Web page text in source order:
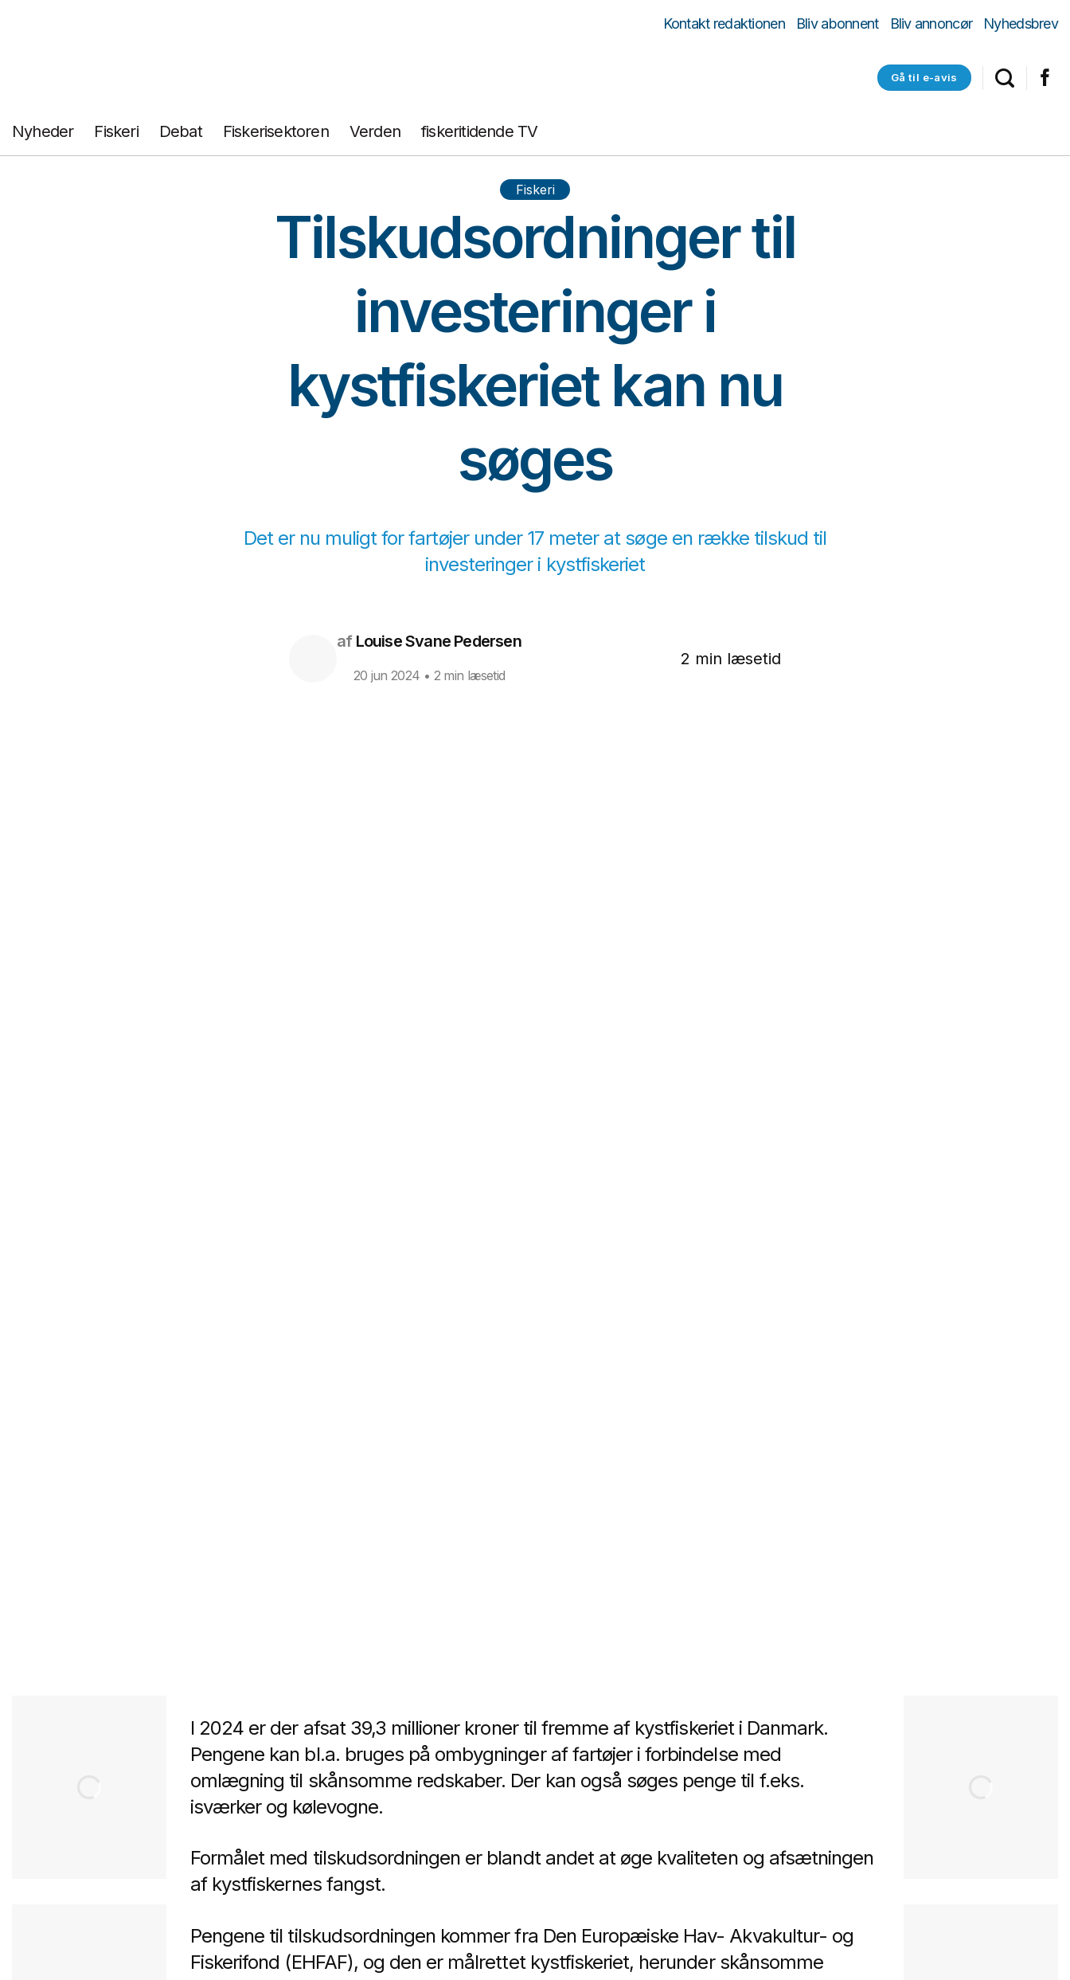
Kontakt redaktionen Bliv abonnent Bliv annoncør Nyhedsbrev
Gå til e-avis
Nyheder Fiskeri Debat Fiskerisektoren Verden fiskeritidende TV
Fiskeri
Tilskudsordninger til
investeringer i
kystfiskeriet kan nu
søges
Det er nu muligt for fartøjer under 17 meter at søge en række tilskud til
investeringer i kystfiskeriet
afLouise Svane Pedersen
20 jun 2024 • 2 min læsetid
2 min læsetid
I 2024 er der afsat 39,3 millioner kroner til fremme af kystfiskeriet i Danmark.
Pengene kan bl.a. bruges på ombygninger af fartøjer i forbindelse med
omlægning til skånsomme redskaber. Der kan også søges penge til f.eks.
isværker og kølevogne.
Formålet med tilskudsordningen er blandt andet at øge kvaliteten og afsætningen
af kystfiskernes fangst.
Pengene til tilskudsordningen kommer fra Den Europæiske Hav- Akvakultur- og
Fiskerifond (EHFAF), og den er målrettet kystfiskeriet, herunder skånsomme